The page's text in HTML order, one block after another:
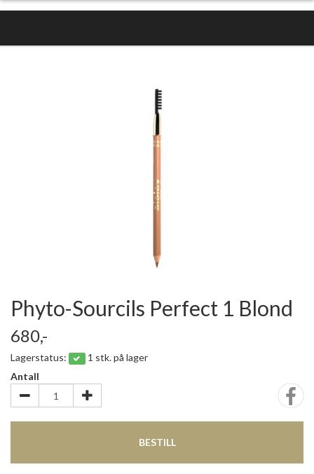
Phyto-Sourcils Perfect 1 Blond
680,-
Lagerstatus:
1 stk. på lager
Antall
BESTILL